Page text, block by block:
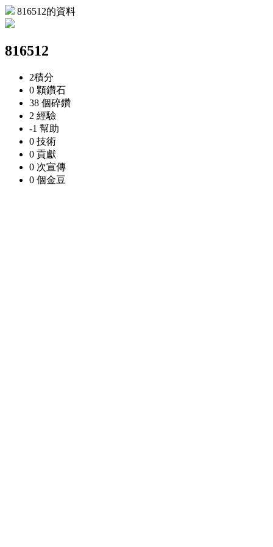
816512的資料
816512
2積分
0 顆鑽石
38 個碎鑽
2 經驗
-1 幫助
0 技術
0 貢獻
0 次宣傳
0 個金豆